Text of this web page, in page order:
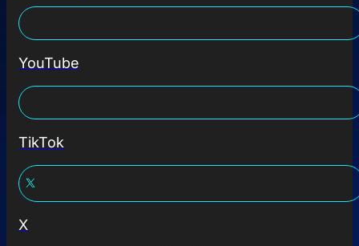
YouTube
TikTok
X